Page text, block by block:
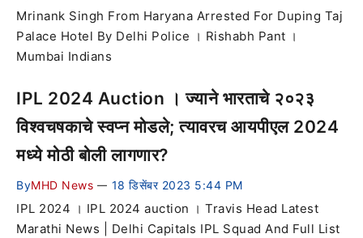
Mrinank Singh From Haryana Arrested For Duping Taj
Palace Hotel By Delhi Police । Rishabh Pant ।
Mumbai Indians
IPL 2024 Auction । ज्याने भारताचे २०२३
विश्वचषकाचे स्वप्न मोडले; त्यावरच आयपीएल 2024
मध्ये मोठी बोली लागणार?
ByMHD News — 18 डिसेंबर 2023 5:44 PM
IPL 2024 । IPL 2024 auction । Travis Head Latest
Marathi News | Delhi Capitals IPL Squad And Full List